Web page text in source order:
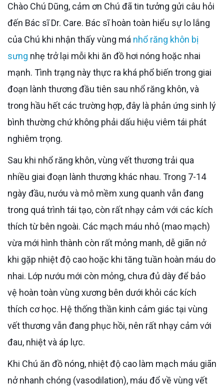
Chào Chú Dũng, cảm ơn Chú đã tin tưởng gửi câu hỏi
đến Bác sĩ Dr. Care. Bác sĩ hoàn toàn hiểu sự lo lắng
của Chú khi nhận thấy vùng má nhổ răng khôn bị
sưng nhẹ trở lại mỗi khi ăn đồ hơi nóng hoặc nhai
mạnh. Tình trạng này thực ra khá phổ biến trong giai
đoạn lành thương đầu tiên sau nhổ răng khôn, và
trong hầu hết các trường hợp, đây là phản ứng sinh lý
bình thường chứ không phải dấu hiệu viêm tái phát
nghiêm trọng.
Sau khi nhổ răng khôn, vùng vết thương trải qua
nhiều giai đoạn lành thương khác nhau. Trong 7-14
ngày đầu, nướu và mô mềm xung quanh vẫn đang
trong quá trình tái tạo, còn rất nhạy cảm với các kích
thích từ bên ngoài. Các mạch máu nhỏ (mao mạch)
vừa mới hình thành còn rất mỏng manh, dễ giãn nở
khi gặp nhiệt độ cao hoặc khi tăng tuần hoàn máu do
nhai. Lớp nướu mới còn mỏng, chưa đủ dày để bảo
vệ hoàn toàn vùng xương bên dưới khỏi các kích
thích cơ học. Hệ thống thần kinh cảm giác tại vùng
vết thương vẫn đang phục hồi, nên rất nhạy cảm với
đau, nhiệt và áp lực.
Khi Chú ăn đồ nóng, nhiệt độ cao làm mạch máu giãn
nở nhanh chóng (vasodilation), máu đổ về vùng vết